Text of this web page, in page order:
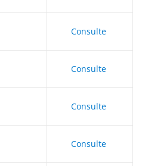
Consulte
Consulte
Consulte
Consulte